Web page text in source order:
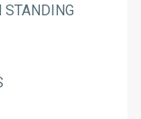
STANDING